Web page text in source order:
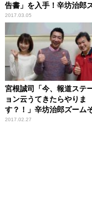
告書」を入手！辛坊治郎
ムそこまで言うか！
2017.03.05
宮根誠司「今、報道ステ
ョン云うてきたらやりま
す？！」辛坊治郎ズーム
まで言うか！
2017.02.27